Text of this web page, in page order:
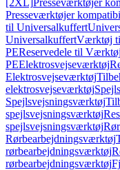
[2XL]Presseværktøjer
Presseværktøjer
til Universalkuffert
UniversalkuffertVærktøj
PEReservedele til
PEElektrosvejseværktøj
Elektrosvejseværktøj
elektrosvejseværktøj
Spejlsvejsningsværktøj
spejlsvejsningsværktøj
spejlsvejsningsværktøj
Rørbearbejdningsværktøj
rørbearbejdningsværktøj
rørbearbejdningsværktøj